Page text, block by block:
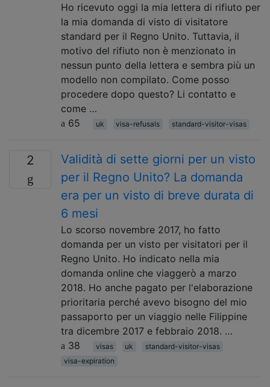
Ho ricevuto oggi la mia lettera di rifiuto per
la mia domanda di visto di visitatore
standard per il Regno Unito. Tuttavia, il
motivo del rifiuto non è menzionato in
nessun punto della lettera e sembra più un
modello non compilato. Come posso
procedere dopo questo? Li contatto e
come …
65
uk visa-refusals standard-visitor-visas
2
Validità di sette giorni per un visto
per il Regno Unito? La domanda
era per un visto di breve durata di
6 mesi
Lo scorso novembre 2017, ho fatto
domanda per un visto per visitatori per il
Regno Unito. Ho indicato nella mia
domanda online che viaggerò a marzo
2018. Ho anche pagato per l'elaborazione
prioritaria perché avevo bisogno del mio
passaporto per un viaggio nelle Filippine
tra dicembre 2017 e febbraio 2018. …
38
visas uk
standard-visitor-visas
visa-expiration